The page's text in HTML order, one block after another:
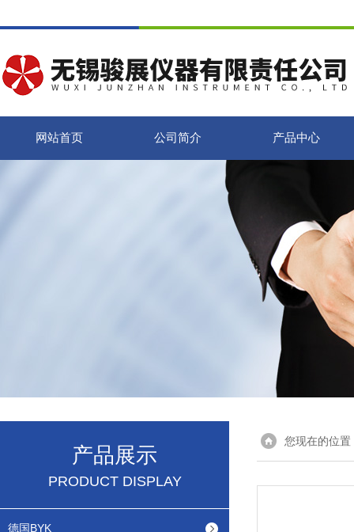
网站首页 公司简介 产品中心
产品展示
PRODUCT DISPLAY
德国BYK
您现在的位置